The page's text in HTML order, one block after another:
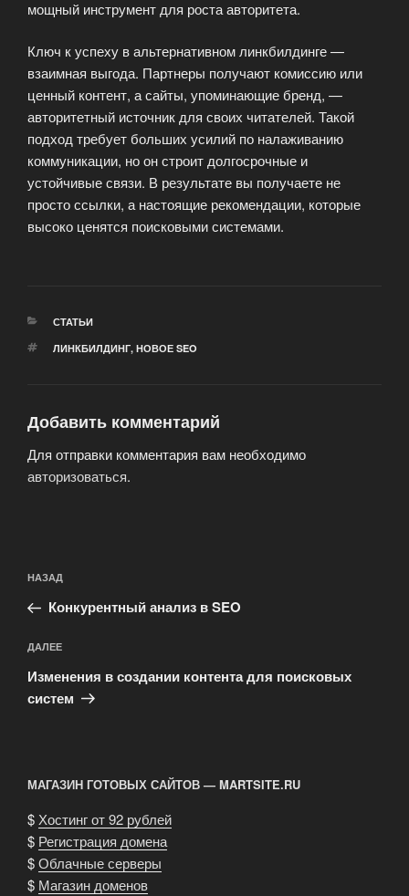
мощный инструмент для роста авторитета.
Ключ к успеху в альтернативном линкбилдинге —
взаимная выгода. Партнеры получают комиссию или
ценный контент, а сайты, упоминающие бренд, —
авторитетный источник для своих читателей. Такой
подход требует больших усилий по налаживанию
коммуникации, но он строит долгосрочные и
устойчивые связи. В результате вы получаете не
просто ссылки, а настоящие рекомендации, которые
высоко ценятся поисковыми системами.
РУБРИКИ
СТАТЬИ
МЕТКИ
ЛИНКБИЛДИНГ, НОВОЕ SEO
Добавить комментарий
Для отправки комментария вам необходимо
авторизоваться.
по
записям
Предыдущая
запись:
НАЗАД
Конкурентный анализ в SEO
Следующая
запись
ДАЛЕЕ
Изменения в создании контента для поисковых
систем
МАГАЗИН ГОТОВЫХ САЙТОВ — MARTSITE.RU
$Хостинг от 92 рублей
$ Регистрация домена
$Облачные серверы
$ Магазин доменов